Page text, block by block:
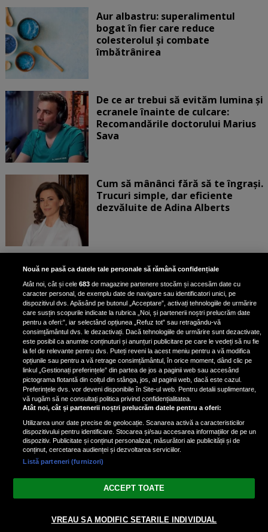
Aur albastru: superalimentul
bogat în fier care reduce
colesterolul și combate
îmbătrânirea
De ce ar trebui să evităm lumina și
ecranele înainte de culcare:
Recomandările doctorului Marius
Sava
Cum să mânânci fără să te îngrași.
Trucuri simple, dar eficiente
dezvăluite de Adina Alberts
Exercițiul fizic poate reduce
mortalitatea în cazul a șase tipuri
de cancer, potrivit unui nou raport
Condimentul cu proprietăți
antiinflamatorii care reduce
stresul și îmbunătățește circulația
Nouă ne pasă ca datele tale personale să rămână confidențiale
Atât noi, cât și cele683 de magazine partenere stocăm și accesăm date cu
caracter personal, de exemplu date de navigare sau identificatori unici, pe
dispozitivul dvs. Apăsând pe butonul „Acceptare”, activați tehnologiile de urmărire
care susțin scopurile indicate la rubrica „Noi, și partenerii noștri prelucrăm date
pentru a oferi:”, iar selectând opțiunea „Refuz tot” sau retragându-vă
consimțământul dvs. le dezactivați. Dacă tehnologiile de urmărire sunt dezactivate,
este posibil ca anumite conținuturi și anunțuri publicitare pe care le vedeți să nu fie
la fel de relevante pentru dvs. Puteți reveni la acest meniu pentru a vă modifica
opțiunile sau pentru a vă retrage consimțământul, în orice moment, dând clic pe
linkul „Gestionați preferințele” din partea de jos a paginii web sau accesând
pictograma flotantă din colțul din stânga, jos, al paginii web, dacă este cazul.
Preferințele dvs. vor deveni disponibile în Site-ul web. Pentru detalii suplimentare,
vă rugăm să ne consultați politica privind confidențialitatea.
Atât noi, cât și partenerii noștri prelucrăm datele pentru a oferi:
Utilizarea unor date precise de geolocație. Scanarea activă a caracteristicilor
dispozitivului pentru identificare. Stocarea și/sau accesarea informațiilor de pe un
dispozitiv. Publicitate și conținut personalizat, măsurători ale publicității și de
conținut, cercetarea audienței și dezvoltarea serviciilor.
Listă parteneri (furnizori)
ACCEPT TOATE
VREAU SA MODIFIC SETARILE INDIVIDUAL